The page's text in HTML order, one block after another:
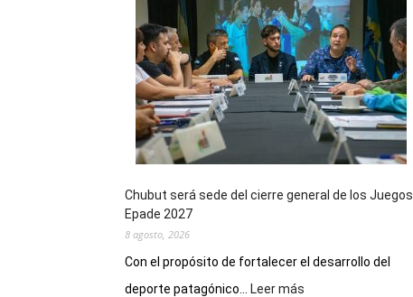
Chubut será sede del cierre general de los Juegos
Epade 2027
8 agosto, 2026
Con el propósito de fortalecer el desarrollo del
deporte patagónico...
Leer más